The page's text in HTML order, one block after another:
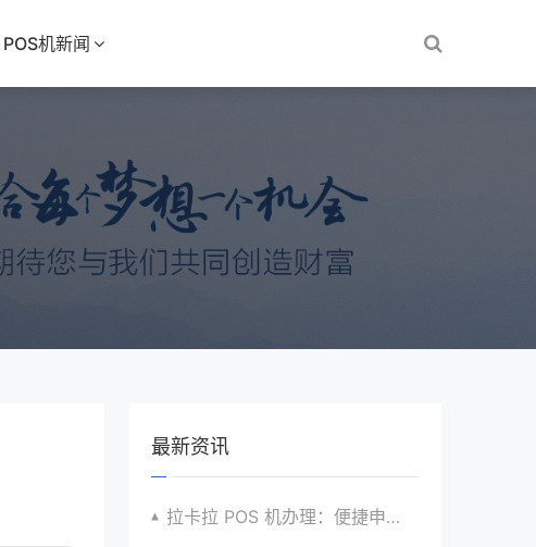
POS机新闻
最新资讯
拉卡拉 POS 机办理：便捷申请，放心使用超安心